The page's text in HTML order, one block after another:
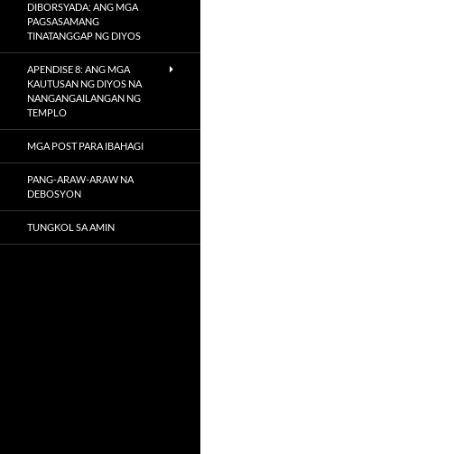
DIBORSYADA: ANG MGA
PAGSASAMANG
TINATANGGAP NG DIYOS
APENDISE 8: ANG MGA
KAUTUSAN NG DIYOS NA
NANGANGAILANGAN NG
TEMPLO
MGA POST PARA IBAHAGI
PANG-ARAW-ARAW NA
DEBOSYON
TUNGKOL SA AMIN